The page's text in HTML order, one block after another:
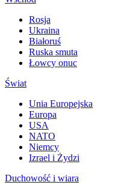
Rosja
Ukraina
Białoruś
Ruska smuta
Łowcy onuc
Świat
Unia Europejska
Europa
USA
NATO
Niemcy
Izrael i Żydzi
Duchowość i wiara